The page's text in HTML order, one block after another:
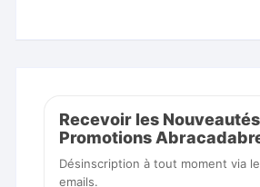
Recevoir les
Promotions
Désinscription à tout moment via
emails.